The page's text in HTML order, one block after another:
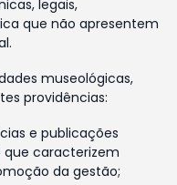
legais,
que não apresentem
museológicas,
providências:
e publicações
que caracterizem
da gestão;